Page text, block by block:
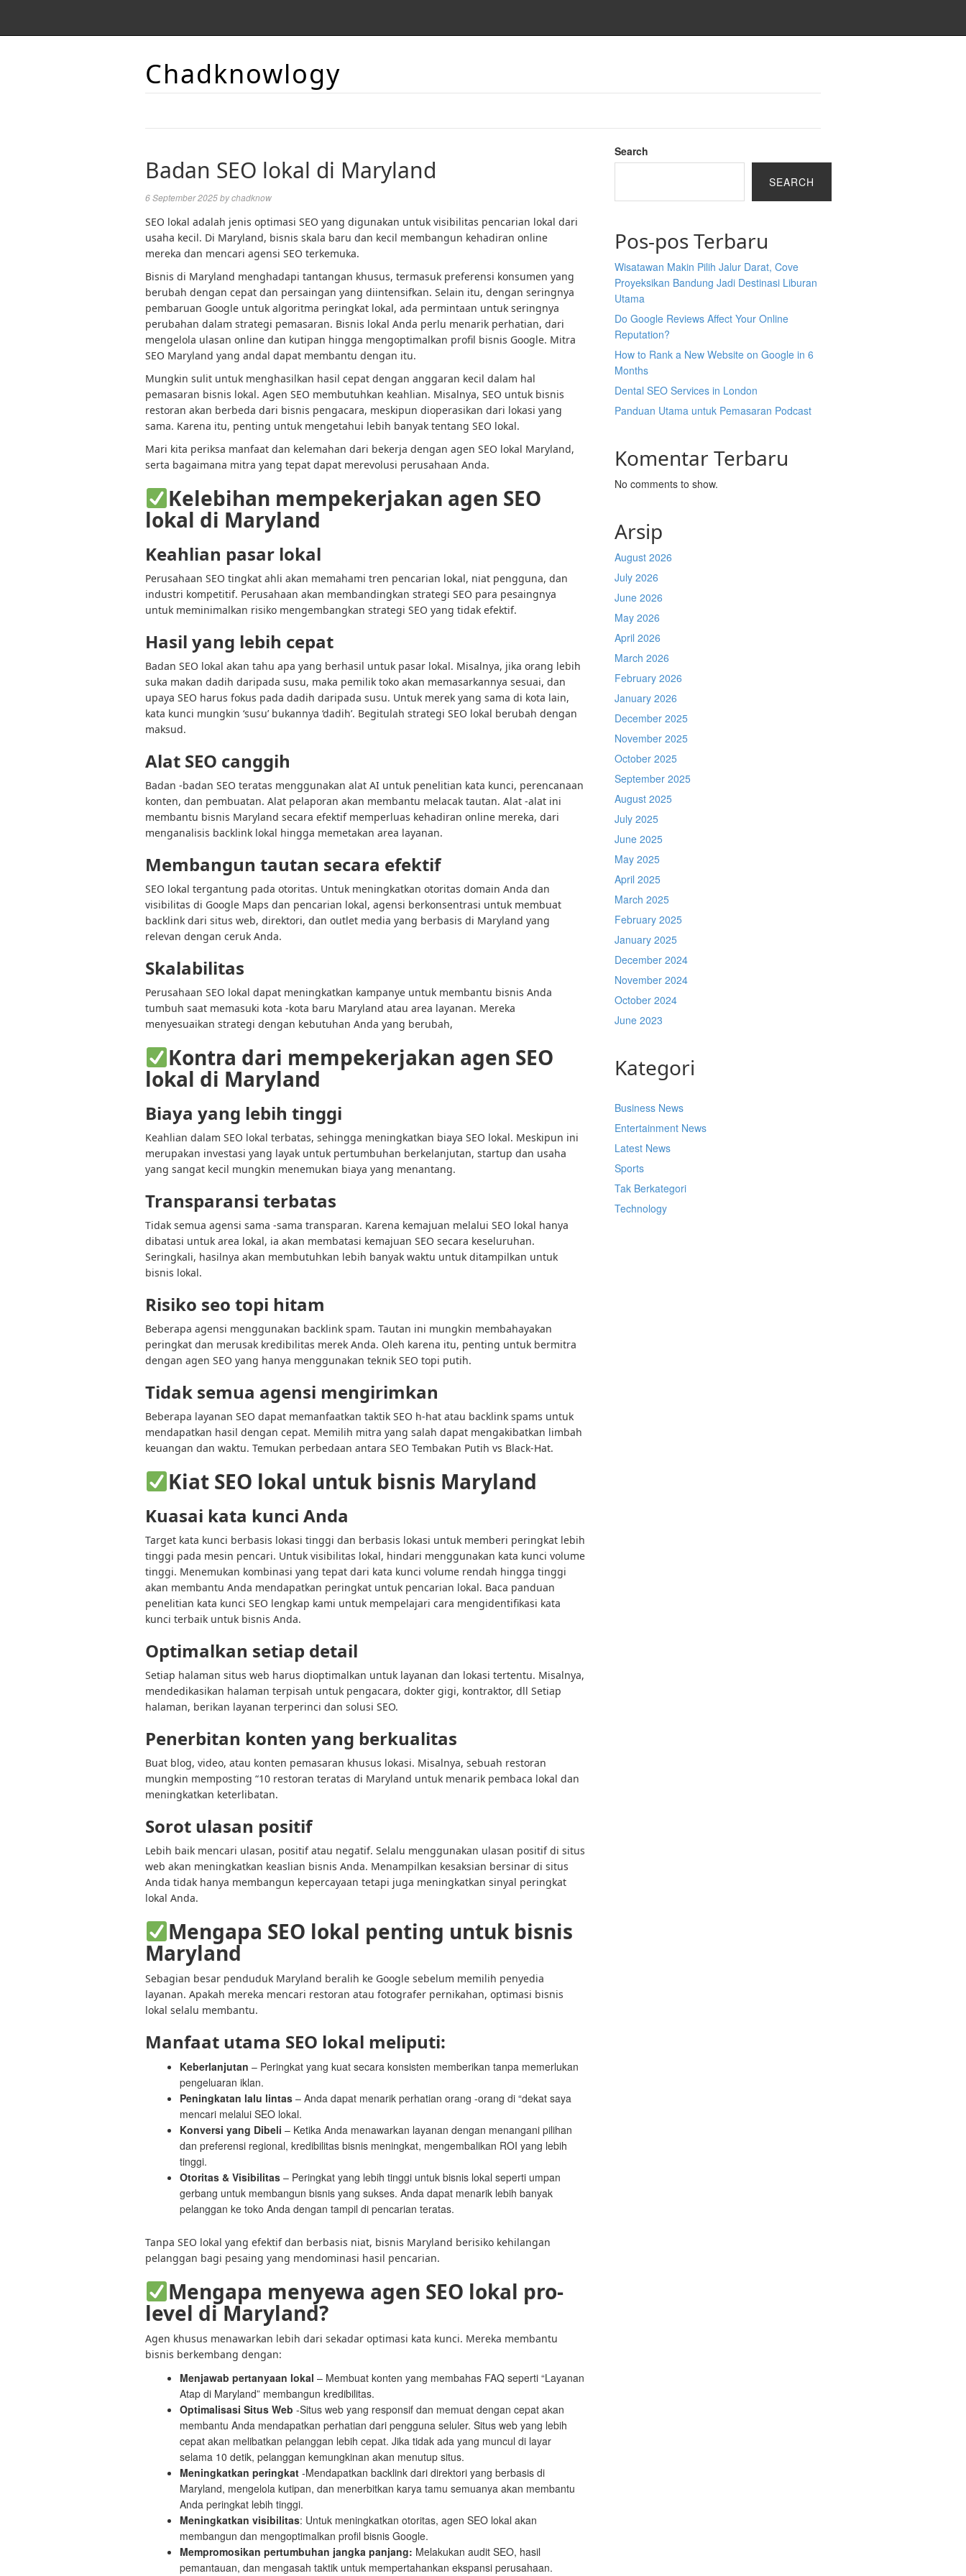
Chadknowlogy
Badan SEO lokal di Maryland
6 September 2025bychadknow
SEO lokal adalah jenis optimasi SEO yang digunakan untuk visibilitas pencarian lokal dari
usaha kecil. Di Maryland, bisnis skala baru dan kecil membangun kehadiran online
mereka dan mencari agensi SEO terkemuka.
Bisnis di Maryland menghadapi tantangan khusus, termasuk preferensi konsumen yang
berubah dengan cepat dan persaingan yang diintensifkan. Selain itu, dengan seringnya
pembaruan Google untuk algoritma peringkat lokal, ada permintaan untuk seringnya
perubahan dalam strategi pemasaran. Bisnis lokal Anda perlu menarik perhatian, dari
mengelola ulasan online dan kutipan hingga mengoptimalkan profil bisnis Google. Mitra
SEO Maryland yang andal dapat membantu dengan itu.
Mungkin sulit untuk menghasilkan hasil cepat dengan anggaran kecil dalam hal
pemasaran bisnis lokal. Agen SEO membutuhkan keahlian. Misalnya, SEO untuk bisnis
restoran akan berbeda dari bisnis pengacara, meskipun dioperasikan dari lokasi yang
sama. Karena itu, penting untuk mengetahui lebih banyak tentang SEO lokal.
Mari kita periksa manfaat dan kelemahan dari bekerja dengan agen SEO lokal Maryland,
serta bagaimana mitra yang tepat dapat merevolusi perusahaan Anda.
Kelebihan mempekerjakan agen SEO
lokal di Maryland
Keahlian pasar lokal
Perusahaan SEO tingkat ahli akan memahami tren pencarian lokal, niat pengguna, dan
industri kompetitif. Perusahaan akan membandingkan strategi SEO para pesaingnya
untuk meminimalkan risiko mengembangkan strategi SEO yang tidak efektif.
Hasil yang lebih cepat
Badan SEO lokal akan tahu apa yang berhasil untuk pasar lokal. Misalnya, jika orang lebih
suka makan dadih daripada susu, maka pemilik toko akan memasarkannya sesuai, dan
upaya SEO harus fokus pada dadih daripada susu. Untuk merek yang sama di kota lain,
kata kunci mungkin ‘susu’ bukannya ‘dadih’. Begitulah strategi SEO lokal berubah dengan
maksud.
Alat SEO canggih
Badan -badan SEO teratas menggunakan alat AI untuk penelitian kata kunci, perencanaan
konten, dan pembuatan. Alat pelaporan akan membantu melacak tautan. Alat -alat ini
membantu bisnis Maryland secara efektif memperluas kehadiran online mereka, dari
menganalisis backlink lokal hingga memetakan area layanan.
Membangun tautan secara efektif
SEO lokal tergantung pada otoritas. Untuk meningkatkan otoritas domain Anda dan
visibilitas di Google Maps dan pencarian lokal, agensi berkonsentrasi untuk membuat
backlink dari situs web, direktori, dan outlet media yang berbasis di Maryland yang
relevan dengan ceruk Anda.
Skalabilitas
Perusahaan SEO lokal dapat meningkatkan kampanye untuk membantu bisnis Anda
tumbuh saat memasuki kota -kota baru Maryland atau area layanan. Mereka
menyesuaikan strategi dengan kebutuhan Anda yang berubah,
Kontra dari mempekerjakan agen SEO
lokal di Maryland
Biaya yang lebih tinggi
Keahlian dalam SEO lokal terbatas, sehingga meningkatkan biaya SEO lokal. Meskipun ini
merupakan investasi yang layak untuk pertumbuhan berkelanjutan, startup dan usaha
yang sangat kecil mungkin menemukan biaya yang menantang.
Transparansi terbatas
Tidak semua agensi sama -sama transparan. Karena kemajuan melalui SEO lokal hanya
dibatasi untuk area lokal, ia akan membatasi kemajuan SEO secara keseluruhan.
Seringkali, hasilnya akan membutuhkan lebih banyak waktu untuk ditampilkan untuk
bisnis lokal.
Risiko seo topi hitam
Beberapa agensi menggunakan backlink spam. Tautan ini mungkin membahayakan
peringkat dan merusak kredibilitas merek Anda. Oleh karena itu, penting untuk bermitra
dengan agen SEO yang hanya menggunakan teknik SEO topi putih.
Tidak semua agensi mengirimkan
Beberapa layanan SEO dapat memanfaatkan taktik SEO h-hat atau backlink spams untuk
mendapatkan hasil dengan cepat. Memilih mitra yang salah dapat mengakibatkan limbah
keuangan dan waktu. Temukan perbedaan antara SEO Tembakan Putih vs Black-Hat.
Kiat SEO lokal untuk bisnis Maryland
Kuasai kata kunci Anda
Target kata kunci berbasis lokasi tinggi dan berbasis lokasi untuk memberi peringkat lebih
tinggi pada mesin pencari. Untuk visibilitas lokal, hindari menggunakan kata kunci volume
tinggi. Menemukan kombinasi yang tepat dari kata kunci volume rendah hingga tinggi
akan membantu Anda mendapatkan peringkat untuk pencarian lokal. Baca panduan
penelitian kata kunci SEO lengkap kami untuk mempelajari cara mengidentifikasi kata
kunci terbaik untuk bisnis Anda.
Optimalkan setiap detail
Setiap halaman situs web harus dioptimalkan untuk layanan dan lokasi tertentu. Misalnya,
mendedikasikan halaman terpisah untuk pengacara, dokter gigi, kontraktor, dll Setiap
halaman, berikan layanan terperinci dan solusi SEO.
Penerbitan konten yang berkualitas
Buat blog, video, atau konten pemasaran khusus lokasi. Misalnya, sebuah restoran
mungkin memposting “10 restoran teratas di Maryland untuk menarik pembaca lokal dan
meningkatkan keterlibatan.
Sorot ulasan positif
Lebih baik mencari ulasan, positif atau negatif. Selalu menggunakan ulasan positif di situs
web akan meningkatkan keaslian bisnis Anda. Menampilkan kesaksian bersinar di situs
Anda tidak hanya membangun kepercayaan tetapi juga meningkatkan sinyal peringkat
lokal Anda.
Mengapa SEO lokal penting untuk bisnis
Maryland
Sebagian besar penduduk Maryland beralih ke Google sebelum memilih penyedia
layanan. Apakah mereka mencari restoran atau fotografer pernikahan, optimasi bisnis
lokal selalu membantu.
Manfaat utama SEO lokal meliputi:
Keberlanjutan – Peringkat yang kuat secara konsisten memberikan tanpa memerlukan
pengeluaran iklan.
Peningkatan lalu lintas – Anda dapat menarik perhatian orang -orang di “dekat saya
mencari melalui SEO lokal.
Konversi yang Dibeli – Ketika Anda menawarkan layanan dengan menangani pilihan
dan preferensi regional, kredibilitas bisnis meningkat, mengembalikan ROI yang lebih
tinggi.
Otoritas & Visibilitas – Peringkat yang lebih tinggi untuk bisnis lokal seperti umpan
gerbang untuk membangun bisnis yang sukses. Anda dapat menarik lebih banyak
pelanggan ke toko Anda dengan tampil di pencarian teratas.
Tanpa SEO lokal yang efektif dan berbasis niat, bisnis Maryland berisiko kehilangan
pelanggan bagi pesaing yang mendominasi hasil pencarian.
Mengapa menyewa agen SEO lokal pro-
level di Maryland?
Agen khusus menawarkan lebih dari sekadar optimasi kata kunci. Mereka membantu
bisnis berkembang dengan:
Menjawab pertanyaan lokal – Membuat konten yang membahas FAQ seperti “Layanan
Atap di Maryland” membangun kredibilitas.
Optimalisasi Situs Web -Situs web yang responsif dan memuat dengan cepat akan
membantu Anda mendapatkan perhatian dari pengguna seluler. Situs web yang lebih
cepat akan melibatkan pelanggan lebih cepat. Jika tidak ada yang muncul di layar
selama 10 detik, pelanggan kemungkinan akan menutup situs.
Meningkatkan peringkat -Mendapatkan backlink dari direktori yang berbasis di
Maryland, mengelola kutipan, dan menerbitkan karya tamu semuanya akan membantu
Anda peringkat lebih tinggi.
Meningkatkan visibilitas: Untuk meningkatkan otoritas, agen SEO lokal akan
membangun dan mengoptimalkan profil bisnis Google.
Mempromosikan pertumbuhan jangka panjang: Melakukan audit SEO, hasil
pemantauan, dan mengasah taktik untuk mempertahankan ekspansi perusahaan.
Search
SEARCH
Pos-pos Terbaru
Wisatawan Makin Pilih Jalur Darat, Cove
Proyeksikan Bandung Jadi Destinasi Liburan
Utama
Do Google Reviews Affect Your Online
Reputation?
How to Rank a New Website on Google in 6
Months
Dental SEO Services in London
Panduan Utama untuk Pemasaran Podcast
Komentar Terbaru
No comments to show.
Arsip
August 2026
July 2026
June 2026
May 2026
April 2026
March 2026
February 2026
January 2026
December 2025
November 2025
October 2025
September 2025
August 2025
July 2025
June 2025
May 2025
April 2025
March 2025
February 2025
January 2025
December 2024
November 2024
October 2024
June 2023
Kategori
Business News
Entertainment News
Latest News
Sports
Tak Berkategori
Technology